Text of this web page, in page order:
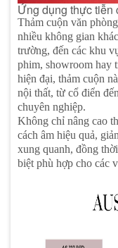
Ứng dụng thực tiễn
Thảm cuộn văn
nhiều không gian
trường, đến các khu
phim, showroom hay
hiện đại, thảm cuộn
nội thất, từ cổ điển
chuyên nghiệp.
Không chỉ nâng cao
cách âm hiệu quả,
xung quanh, đồng
biệt phù hợp cho các